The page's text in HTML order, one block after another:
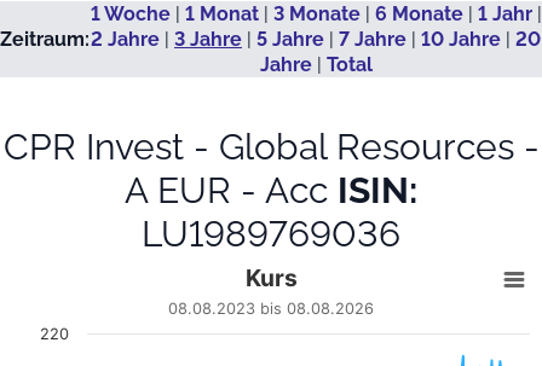
Zeitraum:
1 Woche| 1 Monat| 3 Monate| 6 Monate| 1 Jahr|
2 Jahre | 3 Jahre | 5 Jahre | 7 Jahre | 10 Jahre | 20
Jahre| Total
CPR Invest - Global Resources -
A EUR - Acc ISIN:
LU1989769036
Line chart with 680 data points.
08.08.2023 bis 08.08.2026
Kurs
08.08.2023 bis 08.08.2026
220